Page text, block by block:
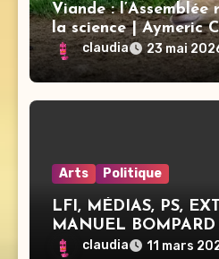
Viande : l’Assemblée
la science | Aymeric
d’urgence agricole
claudia 23 mai
Arts Politique
LFI, MÉDIAS, PS,
MANUEL
claudia 11 mars